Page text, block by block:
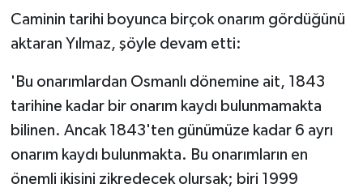
Caminin tarihi boyunca birçok onarım gördüğünü
aktaran Yılmaz, şöyle devam etti:
'Bu onarımlardan Osmanlı dönemine ait, 1843
tarihine kadar bir onarım kaydı bulunmamakta
bilinen. Ancak 1843'ten günümüze kadar 6 ayrı
onarım kaydı bulunmakta. Bu onarımların en
önemli ikisini zikredecek olursak; biri 1999